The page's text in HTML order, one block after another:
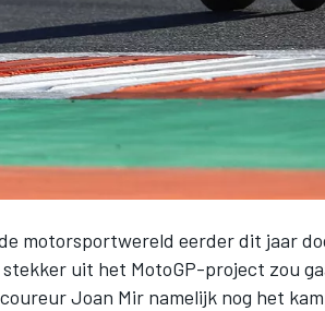
DTM
motorsportwereld eerder dit jaar
uit het MotoGP-project zou
Joan Mir namelijk nog het